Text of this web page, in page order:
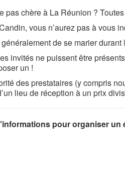
pas chère à La Réunion ?
vous n’aurez pas à vous
de se marier
invités ne puissent être
un !
des prestataires (y compris
lieu de réception à un prix
pour organiser